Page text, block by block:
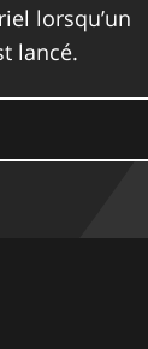
lorsqu’un
lancé.